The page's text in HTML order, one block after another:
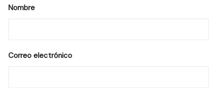
Nombre
Correo electrónico